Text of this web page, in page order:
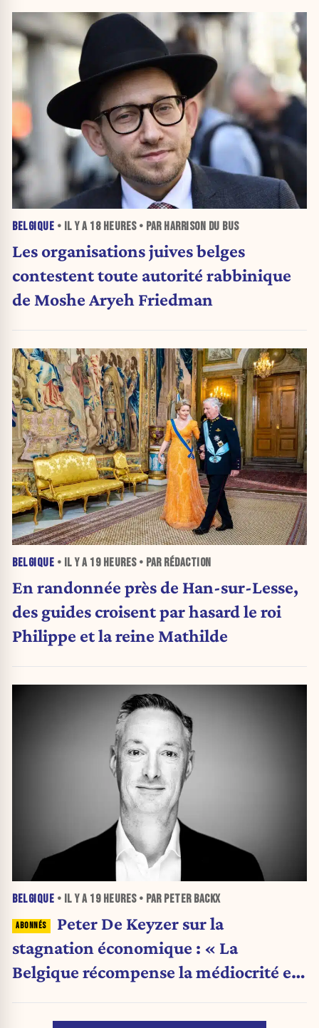
BELGIQUE • IL Y A 18 HEURES• PAR HARRISON DU BUS
Les organisations juives belges
contestent toute autorité rabbinique
de Moshe Aryeh Friedman
BELGIQUE • IL Y A 19 HEURES• PAR RÉDACTION
En randonnée près de Han-sur-Lesse,
des guides croisent par hasard le roi
Philippe et la reine Mathilde
BELGIQUE • IL Y A 19 HEURES• PAR PETER BACKX
Peter De Keyzer sur la
stagnation économique : « La
Belgique récompense la médiocrité et